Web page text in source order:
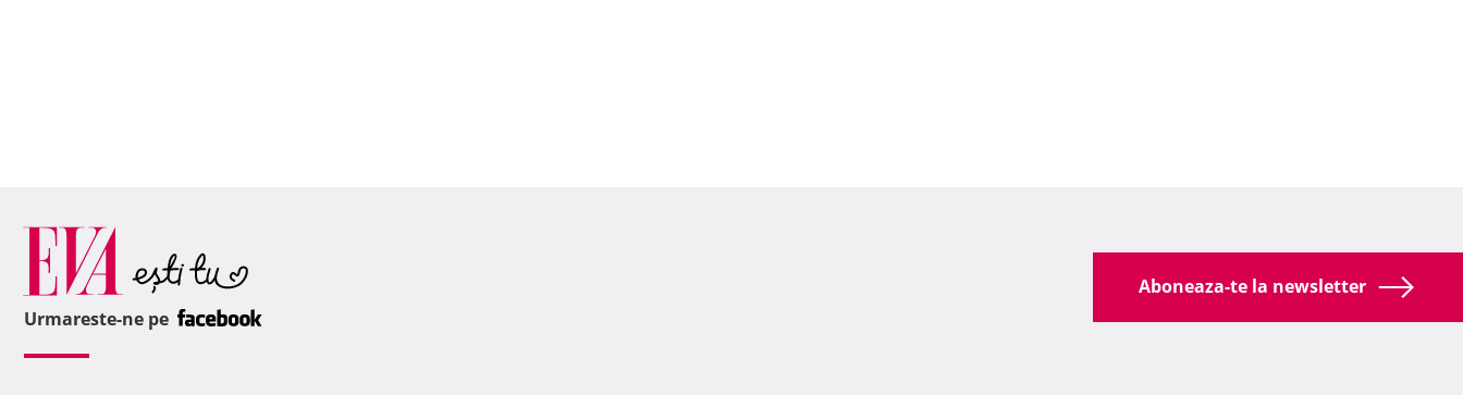
Aboneaza-te la newsletter
Urmareste-ne pe